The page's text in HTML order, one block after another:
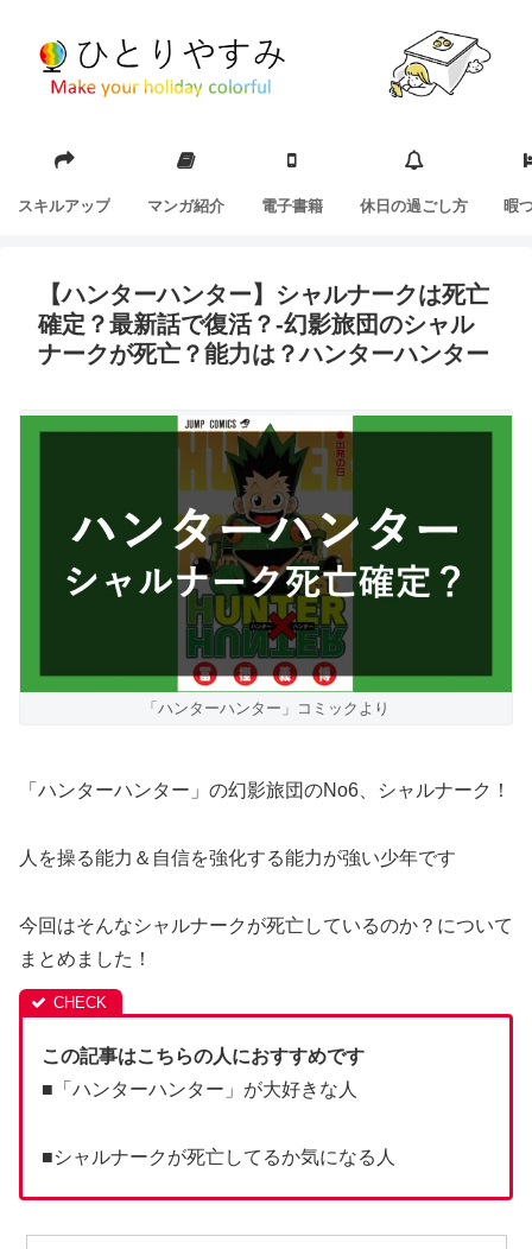
スキルアップ マンガ紹介 電子書籍 休日の過ごし方 暇
【ハンターハンター】シャルナークは死亡
確定？最新話で復活？-幻影旅団のシャル
ナークが死亡？能力は？ハンターハンター
「ハンターハンター」コミックより
「ハンターハンター」の幻影旅団のNo6、シャルナーク！
人を操る能力＆自信を強化する能力が強い少年です
今回はそんなシャルナークが死亡しているのか？について
まとめました！
この記事はこちらの人におすすめです
■「ハンターハンター」が大好きな人
■シャルナークが死亡してるか気になる人